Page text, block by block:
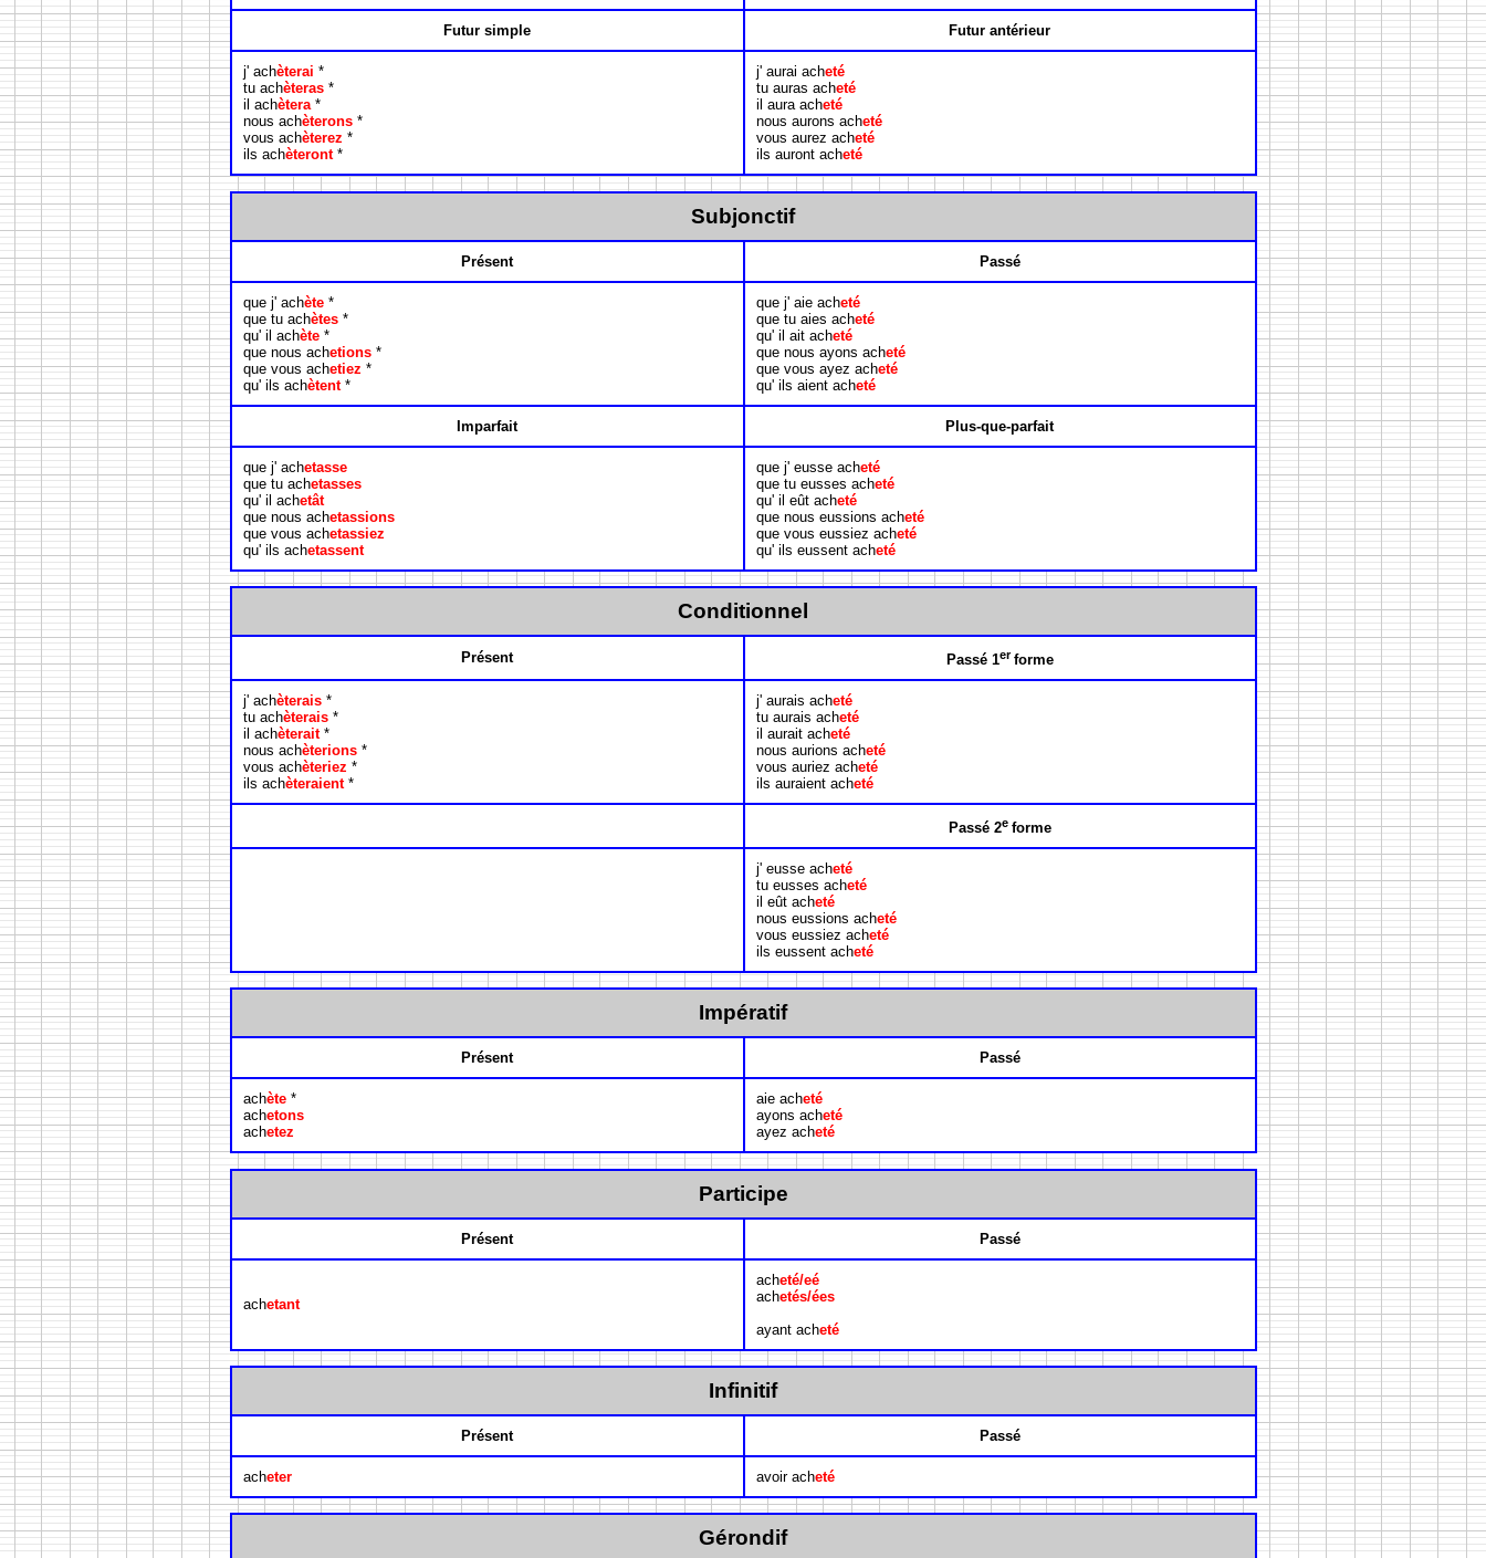
Futur simple Futur antérieur
j' achèterai *
tu achèteras*
il achètera*
nous achèterons*
vous achèterez *
ils achèteront*
j' aurai acheté
tu auras acheté
il aura acheté
nous aurons acheté
vous aurez acheté
ils auront acheté
Subjonctif
Présent Passé
que j' achète*
que tu achètes*
qu' il achète*
que nous achetions*
que vous achetiez *
qu' ils achètent*
que j' aie acheté
que tu aies acheté
qu' il ait acheté
que nous ayons acheté
que vous ayez acheté
qu' ils aient acheté
Imparfait Plus-que-parfait
que j' achetasse
que tu achetasses
qu' il achetât
que nous achetassions
que vous achetassiez
qu' ils achetassent
que j' eusse acheté
que tu eusses acheté
qu' il eût acheté
que nous eussions acheté
que vous eussiez acheté
qu' ils eussent acheté
Conditionnel
Présent Passé 1erforme
j' achèterais*
tu achèterais*
il achèterait*
nous achèterions*
vous achèteriez *
ils achèteraient*
j' aurais acheté
tu aurais acheté
il aurait acheté
nous aurions acheté
vous auriez acheté
ils auraient acheté
Passé 2e forme
j' eusse acheté
tu eusses acheté
il eût acheté
nous eussions acheté
vous eussiez acheté
ils eussent acheté
Impératif
Présent Passé
achète*
achetons
achetez
aie acheté
ayons acheté
ayez acheté
Participe
Présent Passé
achetant
acheté/eé
achetés/ées
ayant acheté
Infinitif
Présent Passé
acheter avoir acheté
Gérondif